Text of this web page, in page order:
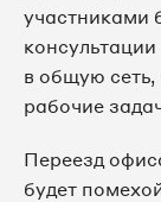
участниками
в общую
рабочие
Переезд
будет